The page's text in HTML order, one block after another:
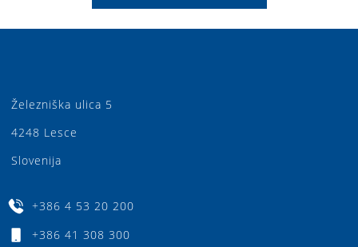
Železniška ulica 5
4248 Lesce
Slovenija
+386 4 53 20 200
+386 41 308 300